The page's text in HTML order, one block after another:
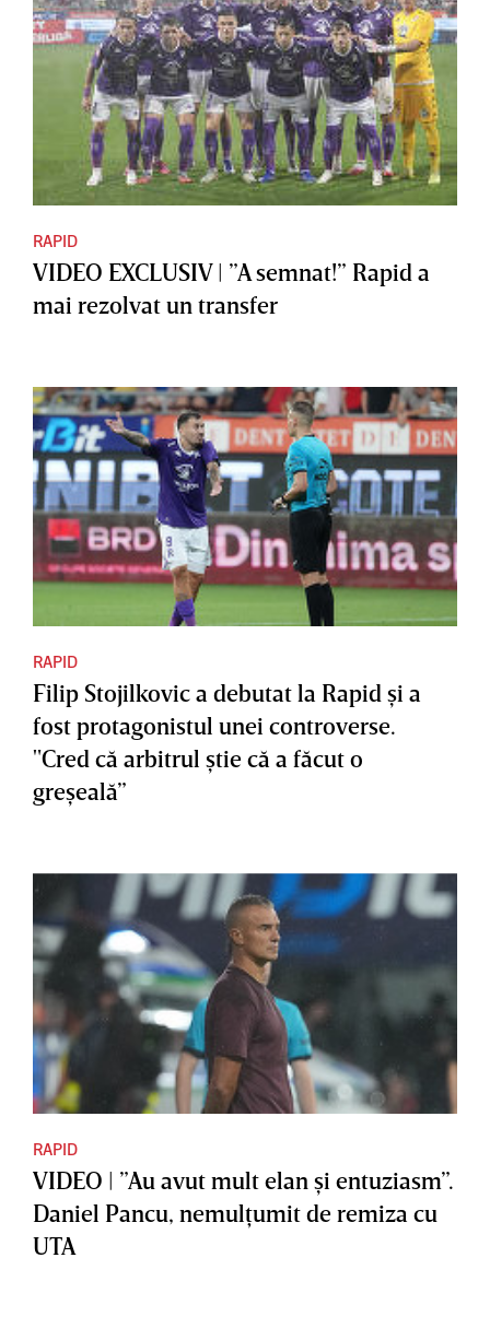
RAPID
VIDEO EXCLUSIV | ”A semnat!” Rapid a
mai rezolvat un transfer
RAPID
Filip Stojilkovic a debutat la Rapid şi a
fost protagonistul unei controverse.
"Cred că arbitrul ştie că a făcut o
greşeală”
RAPID
VIDEO | ”Au avut mult elan şi entuziasm”.
Daniel Pancu, nemulţumit de remiza cu
UTA